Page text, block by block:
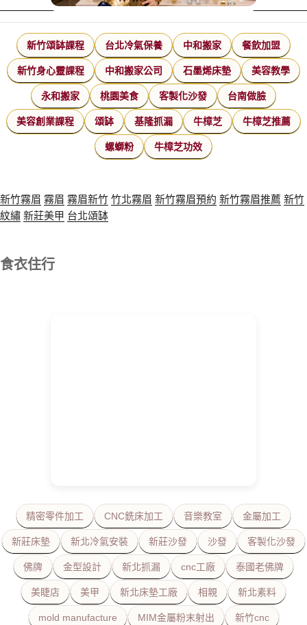
新竹頌缽課程 台北冷氣保養 中和搬家 餐飲加盟
新竹身心靈課程 中和搬家公司 石墨烯床墊 美容教學
永和搬家 桃園美食 客製化沙發 台南做臉
美容創業課程 頌缽 基隆抓漏 牛樟芝 牛樟芝推薦
螺螄粉 牛樟芝功效
新竹霧眉 霧眉 霧眉新竹竹北霧眉 新竹霧眉預約 新竹霧眉推薦 新竹
紋繡新莊美甲 台北頌缽
食衣住行
精密零件加工 CNC銑床加工 音樂教室 金屬加工
新莊床墊 新北冷氣安裝 新莊沙發 沙發 客製化沙發
佛牌 金型設計 新北抓漏 cnc工廠 泰國老佛牌
美睫店 美甲 新北床墊工廠 相親 新北素料
mold manufacture MIM金屬粉末射出 新竹cnc